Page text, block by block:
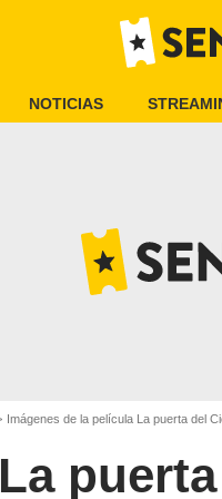
NOTICIAS
Imágenes de la película La puerta del
La